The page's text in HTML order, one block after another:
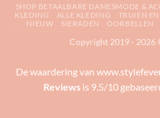
SHOP BETAALBARE DAMESMODE &
KLEDING
ALLE KLEDING TRUIEN EN
NIEUW
SIERADEN OORBELLEN
Copyright 2019 - 2026
De waardering van
Reviewsis 9.5/10